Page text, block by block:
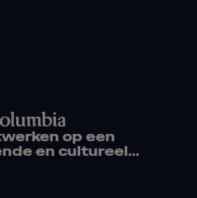
op een
en cultureel